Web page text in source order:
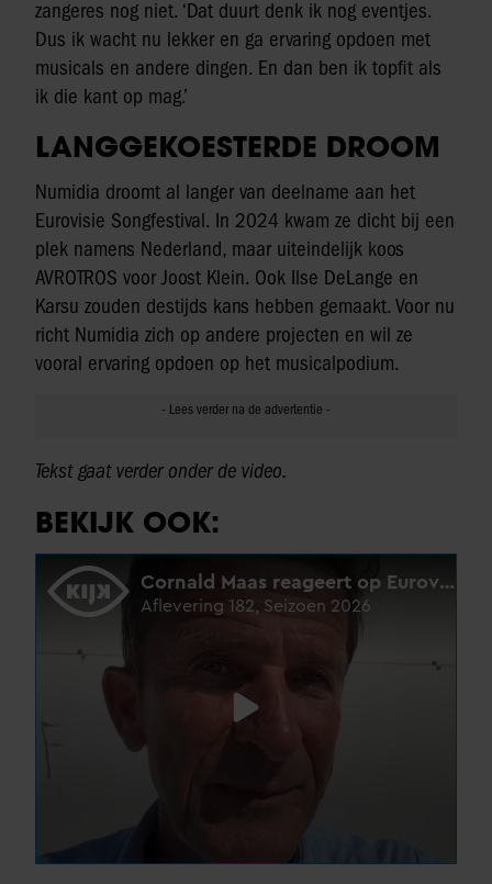
zangeres nog niet. ‘Dat duurt denk ik nog eventjes.
Dus ik wacht nu lekker en ga ervaring opdoen met
musicals en andere dingen. En dan ben ik topfit als
ik die kant op mag.’
LANGGEKOESTERDE DROOM
Numidia droomt al langer van deelname aan het
Eurovisie Songfestival. In 2024 kwam ze dicht bij een
plek namens Nederland, maar uiteindelijk koos
AVROTROS voor Joost Klein. Ook Ilse DeLange en
Karsu zouden destijds kans hebben gemaakt. Voor nu
richt Numidia zich op andere projecten en wil ze
vooral ervaring opdoen op het musicalpodium.
Tekst gaat verder onder de video.
BEKIJK OOK: